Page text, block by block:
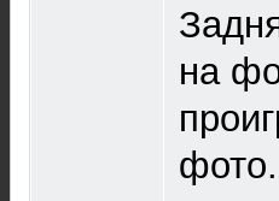
на
фото.